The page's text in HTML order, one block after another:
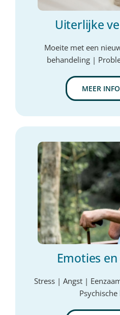
Uiterlijke
Moeite met een
behandeling |
MEER
Emoties
Stress | Angst |